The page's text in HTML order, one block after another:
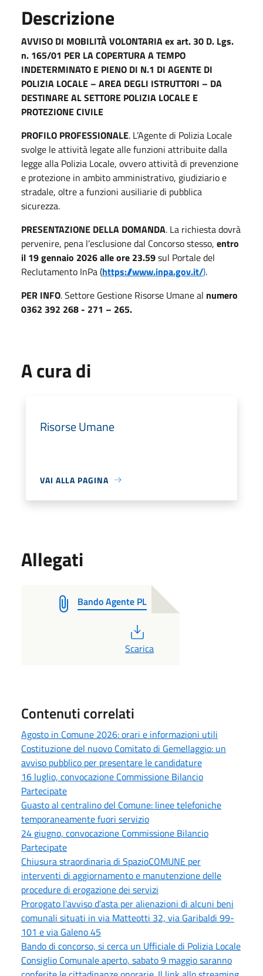
Descrizione
AVVISO DI MOBILITÀ VOLONTARIA ex art. 30 D. Lgs.
n. 165/01 PER LA COPERTURA A TEMPO
INDETERMINATO E PIENO DI N.1 DI AGENTE DI
POLIZIA LOCALE – AREA DEGLI ISTRUTTORI – DA
DESTINARE AL SETTORE POLIZIA LOCALE E
PROTEZIONE CIVILE
PROFILO PROFESSIONALE. L’Agente di Polizia Locale
svolge le attività legate alle funzioni attribuite dalla
legge alla Polizia Locale, ovvero attività di prevenzione
e protezione in ambito amministrativo, giudiziario e
stradale, oltre a funzioni ausiliarie di pubblica
sicurezza.
PRESENTAZIONE DELLA DOMANDA. La richiesta dovrà
pervenire, pena l’esclusione dal Concorso stesso, entro
il 19 gennaio 2026 alle ore 23.59sul Portale del
Reclutamento InPa (https://www.inpa.gov.it/).
PER INFO. Settore Gestione Risorse Umane al numero
0362 392 268 - 271 – 265.
A cura di
Risorse Umane
VAI ALLA PAGINA
Allegati
Bando Agente PL
Scarica
Contenuti correlati
Agosto in Comune 2026: orari e informazioni utili
Costituzione del nuovo Comitato di Gemellaggio: un
avviso pubblico per presentare le candidature
16 luglio, convocazione Commissione Bilancio
Partecipate
Guasto al centralino del Comune: linee telefoniche
temporaneamente fuori servizio
24 giugno, convocazione Commissione Bilancio
Partecipate
Chiusura straordinaria di SpazioCOMUNE per
interventi di aggiornamento e manutenzione delle
procedure di erogazione dei servizi
Prorogato l'avviso d’asta per alienazioni di alcuni beni
comunali situati in via Matteotti 32, via Garibaldi 99-
101 e via Galeno 45
Bando di concorso, si cerca un Ufficiale di Polizia Locale
Consiglio Comunale aperto, sabato 9 maggio saranno